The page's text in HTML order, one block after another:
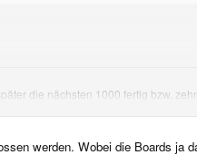
die nächsten 1000 fertig bzw.
bestücken können.
werden. Wobei die Boards ja